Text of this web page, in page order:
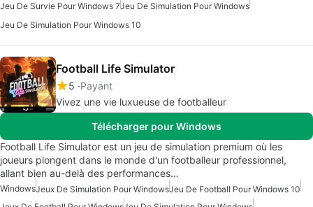
Jeu De Survie Pour Windows 7Jeu De Simulation Pour Windows
Jeu De Simulation Pour Windows 10
Football Life Simulator
5 Payant
Vivez une vie luxueuse de footballeur
Télécharger pour Windows
Football Life Simulator est un jeu de simulation premium où les
joueurs plongent dans le monde d'un footballeur professionnel,
allant bien au-delà des performances…
WindowsJeux De Simulation Pour WindowsJeu De Football Pour Windows 10